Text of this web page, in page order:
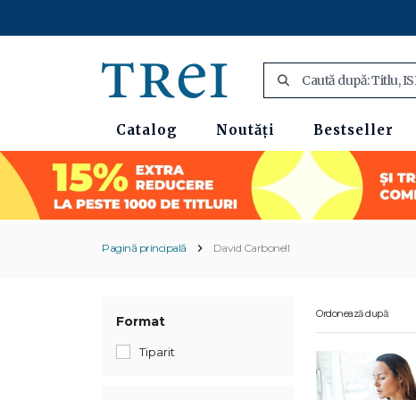
Catalog Noutăți Bestseller
Pagină principală David Carbonell
Format
Tiparit
Ordonează după: